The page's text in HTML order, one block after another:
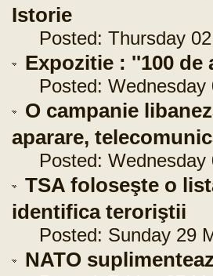
Istorie
Posted: Thursday 02
Expozitie : ''100 de
Posted: Wednesday
O campanie
aparare,
Posted: Wednesday
TSA foloseşte o
identifica teroriştii
Posted: Sunday 29
NATO